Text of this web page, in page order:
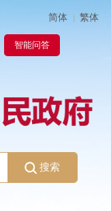
简体 | 繁体
智能问答
搜索